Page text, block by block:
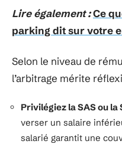
Lire également :Ce
parking dit sur votre
Selon le niveau de
l’arbitrage mérite
Privilégiez la SAS ou la
verser un salaire
salarié garantit une